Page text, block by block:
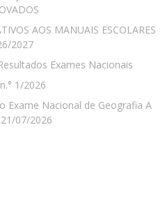
AOS MANUAIS ESCOLARES
2027
Exames Nacionais
1/2026
Exame Nacional de Geografia A
07/2026